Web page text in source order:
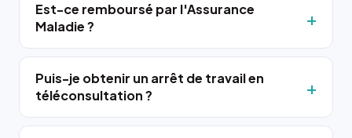
Est-ce remboursé par l'Assurance
Maladie ?
Puis-je obtenir un arrêt de travail en
téléconsultation ?